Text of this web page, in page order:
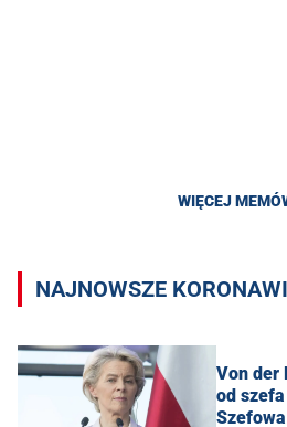
WIĘCEJ
NAJNOWSZE
Von der
od
Szefowa